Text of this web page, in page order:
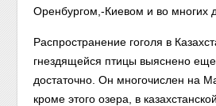
Оренбургом,-Киевом и во многих
Распространение гоголя в
гнездящейся птицы выяснено
достаточно. Он многочислен на
кроме этого озера, в